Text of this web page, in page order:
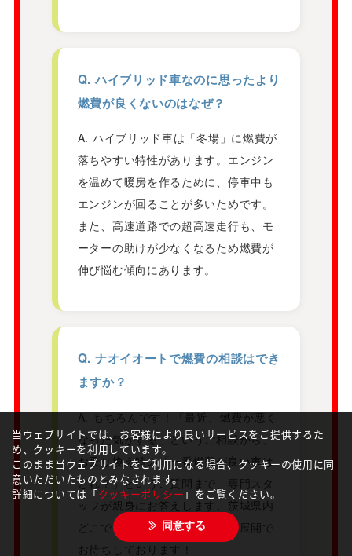
Q. ハイブリッド車なのに思ったより
燃費が良くないのはなぜ？
A. ハイブリッド車は「冬場」に燃費が
落ちやすい特性があります。エンジン
を温めて暖房を作るために、停車中も
エンジンが回ることが多いためです。
また、高速道路での超高速走行も、モ
ーターの助けが少なくなるため燃費が
伸び悩む傾向にあります。
Q. ナオイオートで燃費の相談はでき
ますか？
A. もちろんです！「最近、燃費が悪く
なった気がする」というご相談から、
お乗り換え時の「一番燃費が良い車は
どれ？」というご質問まで、専門スタ
ッフが親身にお答えします。茨城県内
どこでもアクセスしやすい店舗展開で
お待ちしております！
当ウェブサイトでは、お客様により良いサービスをご提供するた
め、クッキーを利用しています。
このまま当ウェブサイトをご利用になる場合、クッキーの使用に同
意いただいたものとみなされます。
詳細については「クッキーポリシー 」をご覧ください。
同意する